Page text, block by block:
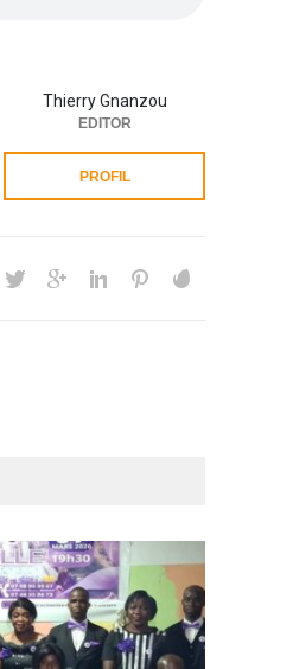
Thierry Gnanzou
EDITOR
PROFIL